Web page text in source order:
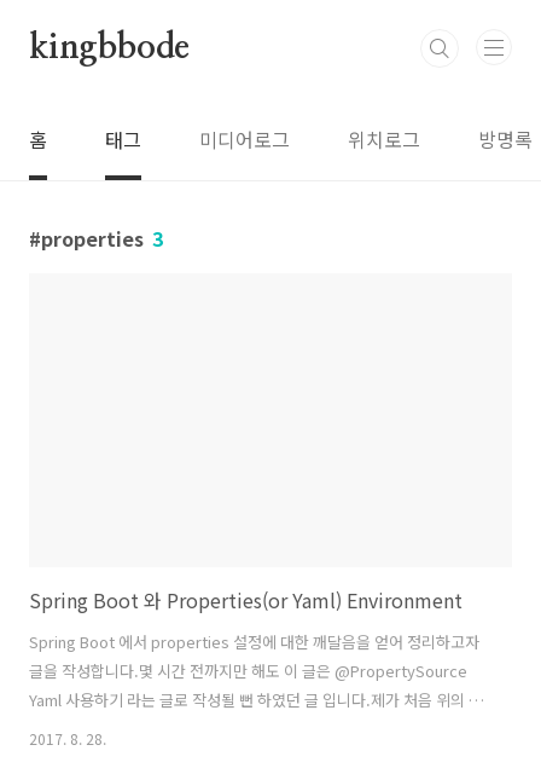
kingbbode
홈 태그 미디어로그 위치로그 방명록
properties 3
Spring Boot 와 Properties(or Yaml) Environment
Spring Boot 에서 properties 설정에 대한 깨달음을 얻어 정리하고자
글을 작성합니다.몇 시간 전까지만 해도 이 글은 @PropertySource
Yaml 사용하기 라는 글로 작성될 뻔 하였던 글 입니다.제가 처음 위의 주
제로 글을 작성하기로 마음 먹은 이유는@PropertySource 의 Yaml 미
2017. 8. 28.